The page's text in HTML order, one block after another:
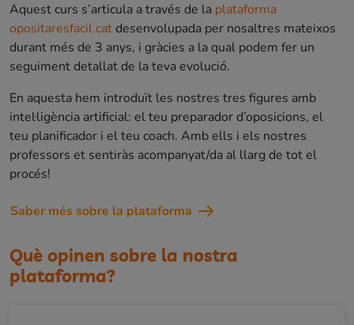
Aquest curs s’articula a través de la plataforma
opositaresfacil.catdesenvolupada per nosaltres mateixos
durant més de 3 anys, i gràcies a la qual podem fer un
seguiment detallat de la teva evolució.
En aquesta hem introduït les nostres tres figures amb
intel·ligència artificial: el teu preparador d’oposicions, el
teu planificador i el teu coach. Amb ells i els nostres
professors et sentiràs acompanyat/da al llarg de tot el
procés!
Saber més sobre la plataforma
Què opinen sobre la nostra
plataforma?